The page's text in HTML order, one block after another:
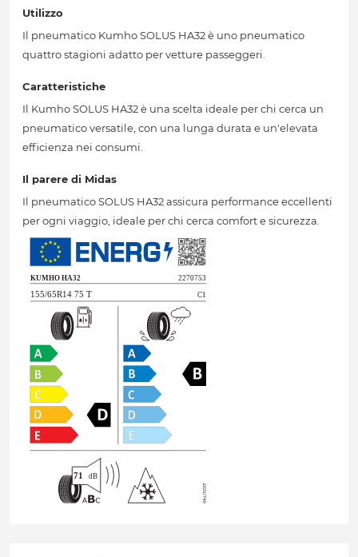
Utilizzo
Il pneumatico Kumho SOLUS HA32 è uno pneumatico
quattro stagioni adatto per vetture passeggeri.
Caratteristiche
Il Kumho SOLUS HA32 è una scelta ideale per chi cerca un
pneumatico versatile, con una lunga durata e un'elevata
efficienza nei consumi.
Il parere di Midas
Il pneumatico SOLUS HA32 assicura performance eccellenti
per ogni viaggio, ideale per chi cerca comfort e sicurezza.